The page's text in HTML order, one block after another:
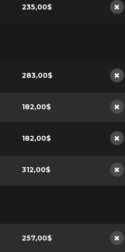
235,00$
283,00$
182,00$
182,00$
312,00$
257,00$